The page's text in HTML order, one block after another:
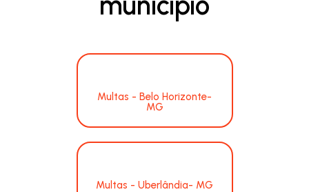
Multas - Belo Horizonte-
MG
Multas - Uberlândia- MG